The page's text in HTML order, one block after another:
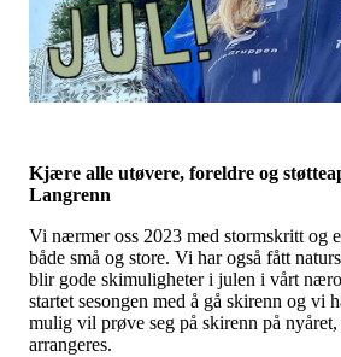
Kjære alle utøvere, foreldre og
Langrenn
Vi nærmer oss 2023 med stormskritt og
både små og store. Vi har også fått
blir gode skimuligheter i julen i vårt
startet sesongen med å gå skirenn og vi
mulig vil prøve seg på skirenn på
arrangeres.